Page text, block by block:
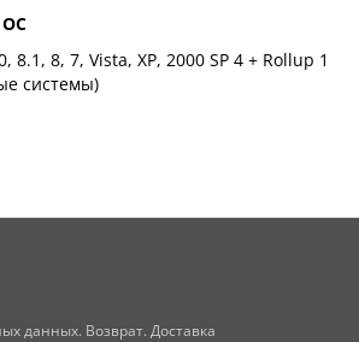
8.1, 8, 7, Vista, XP, 2000 SP 4 + Rollup 1
системы)
данных. Возврат. Доставка